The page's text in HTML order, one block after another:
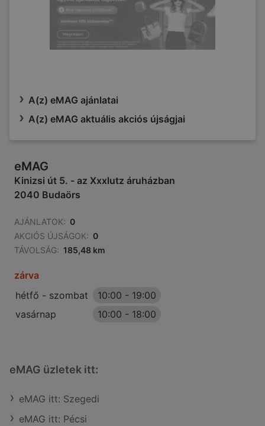
A(z) eMAG ajánlatai
A(z) eMAG aktuális akciós újságjai
eMAG
Kinizsi út 5. - az Xxxlutz áruházban
2040 Budaörs
AJÁNLATOK: 0
AKCIÓS ÚJSÁGOK: 0
TÁVOLSÁG: 185,48 km
zárva
hétfő - szombat
10:00 - 19:00
vasárnap
10:00 - 18:00
eMAG üzletek itt:
eMAG itt: Szegedi
eMAG itt: Pécsi